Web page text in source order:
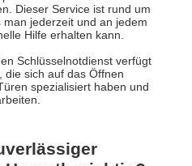
Dieser Service ist rund um
jederzeit und an jedem
Hilfe erhalten kann.
Schlüsselnotdienst verfügt
die sich auf das Öffnen
spezialisiert haben und